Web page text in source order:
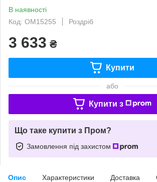
В наявності
Код: ОМ15255
Роздріб
3 633 ₴
Купити
або
Купити з
Що таке купити з Пром?
Замовлення під захистом
Опис Характеристики Доставка